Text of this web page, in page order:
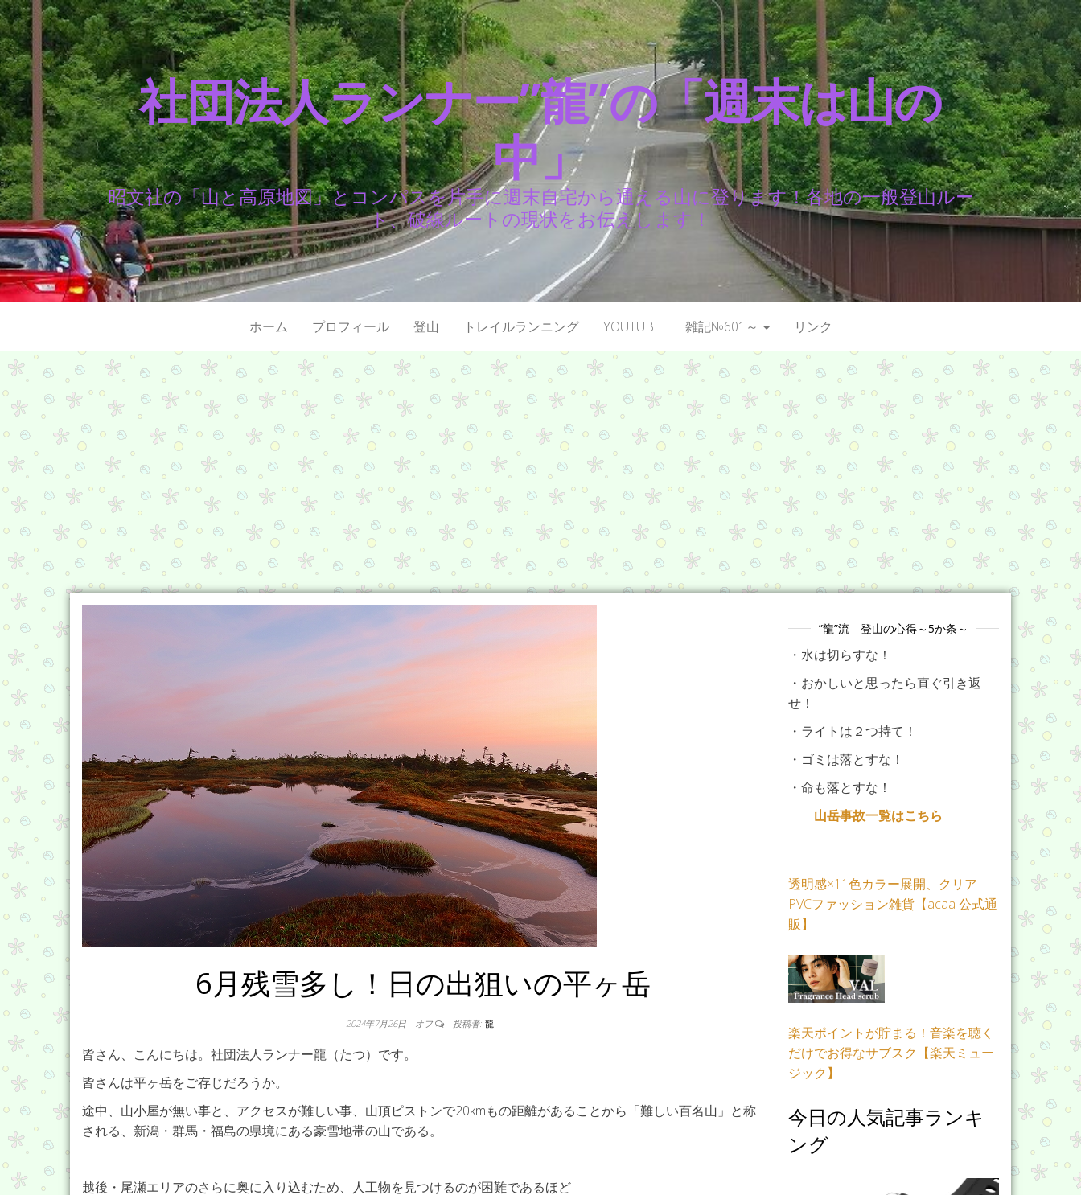
社団法人ランナー”龍”の「週末は山の
中」
昭文社の「山と高原地図」とコンパスを片手に週末自宅から通える山に登ります！各地の一般登山ルー
ト、破線ルートの現状をお伝えします！
ホーム プロフィール 登山 トレイルランニング YOUTUBE 雑記№601～ リンク
6月残雪多し！日の出狙いの平ヶ岳
2024年7月26日 オフ 投稿者: 龍
皆さん、こんにちは。社団法人ランナー龍（たつ）です。
皆さんは平ヶ岳をご存じだろうか。
途中、山小屋が無い事と、アクセスが難しい事、山頂ピストンで20kmもの距離があることから「難しい百名山」と称
される、新潟・群馬・福島の県境にある豪雪地帯の山である。
越後・尾瀬エリアのさらに奥に入り込むため、人工物を見つけるのが困難であるほど
”龍”流 登山の心得～5か条～
・水は切らすな！
・おかしいと思ったら直ぐ引き返
せ！
・ライトは２つ持て！
・ゴミは落とすな！
・命も落とすな！
山岳事故一覧はこちら
透明感×11色カラー展開、クリア
PVCファッション雑貨【acaa 公式通
販】
楽天ポイントが貯まる！音楽を聴く
だけでお得なサブスク【楽天ミュー
ジック】
今日の人気記事ランキ
ング